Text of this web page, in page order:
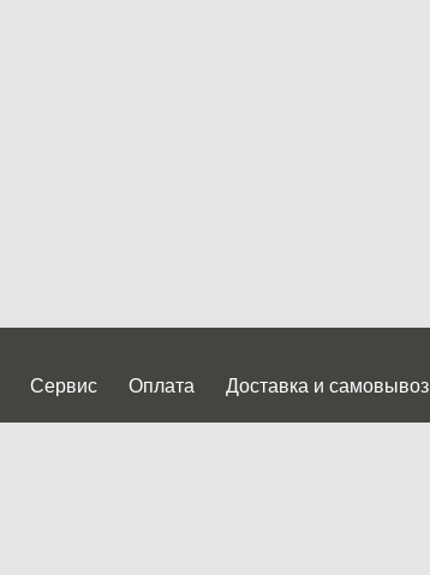
Сервис Оплата Доставка и самовывоз